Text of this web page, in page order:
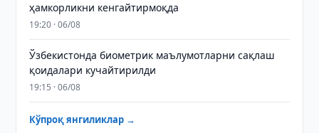
ҳамкорликни кенгайтирмоқда
19:20 · 06/08
Ўзбекистонда биометрик маълумотларни сақлаш
қоидалари кучайтирилди
19:15 · 06/08
Кўпроқ янгиликлар →